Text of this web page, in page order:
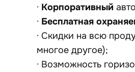
· Корпоративный
· Бесплатная
· Скидки на всю
многое другое);
· Возможность